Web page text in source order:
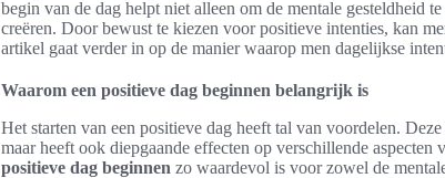
begin van de dag helpt niet alleen om de mentale gesteldheid
creëren. Door bewust te kiezen voor positieve intenties, kan
artikel gaat verder in op de manier waarop men dagelijkse
Waarom een positieve dag beginnen belangrijk is
Het starten van een positieve dag heeft tal van voordelen.
maar heeft ook diepgaande effecten op verschillende
positieve dag beginnen zo waardevol is voor zowel de